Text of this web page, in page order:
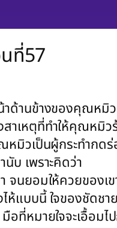
ที่57
ด้านข้างของคุณหมิว
เหตุที่ทำให้คุณหมิวร้
มิวเป็นผู้กระทำกด
บ เพราะคิดว่า
จนยอมให้ควยของเ
ห้แบบนี้ ใจของชัดช
มือที่หมายใจจะเอื้อ